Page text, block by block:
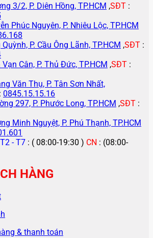
3/2, P. Diên Hồng, TP.HCM ,SĐT :
Phúc Nguyên, P. Nhiêu Lộc, TP.HCM
P. Cầu Ông Lãnh, TP.HCM ,SĐT :
Cân, P. Thủ Đức, TP.HCM ,SĐT :
Văn Thụ, P. Tân Sơn Nhất,
: 0845.15.15.16
297, P. Phước Long, TP.HCM ,SĐT :
Minh Nguyệt, P. Phú Thạnh, TP.HCM
T2 - T7 : ( 08:00-19:30 ) CN : (08:00-
HÀNG
& thanh toán